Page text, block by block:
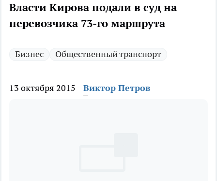
Власти Кирова подали в суд на
перевозчика 73-го маршрута
Бизнес Общественный транспорт
13 октября 2015 Виктор Петров